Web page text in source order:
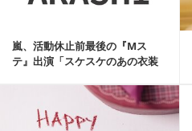
嵐、活動休止前最後の『Mス
テ』出演「スケスケのあの衣装
記事を読む